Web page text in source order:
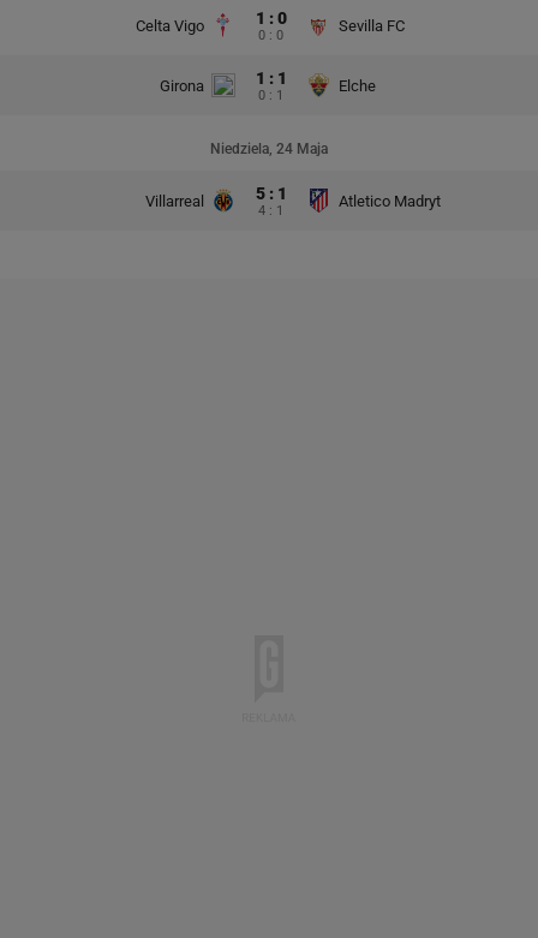
Celta Vigo 1 : 0
0 : 0
Sevilla FC
Girona 1 : 1
0 : 1
Elche
Niedziela, 24 Maja
Villarreal 5 : 1
4 : 1
Atletico Madryt